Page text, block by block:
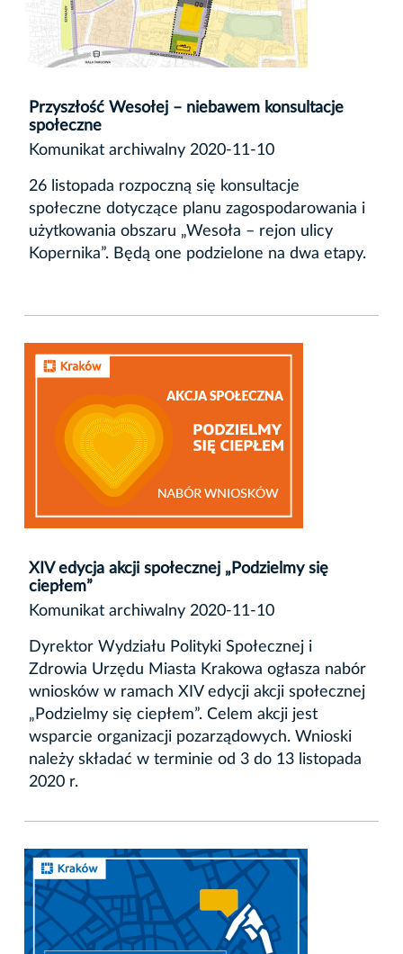
Przyszłość Wesołej – niebawem konsultacje
społeczne
Komunikat archiwalny 2020-11-10
26 listopada rozpoczną się konsultacje
społeczne dotyczące planu zagospodarowania i
użytkowania obszaru „Wesoła – rejon ulicy
Kopernika”. Będą one podzielone na dwa etapy.
XIV edycja akcji społecznej „Podzielmy się
ciepłem”
Komunikat archiwalny 2020-11-10
Dyrektor Wydziału Polityki Społecznej i
Zdrowia Urzędu Miasta Krakowa ogłasza nabór
wniosków w ramach XIV edycji akcji społecznej
„Podzielmy się ciepłem”. Celem akcji jest
wsparcie organizacji pozarządowych. Wnioski
należy składać w terminie od 3 do 13 listopada
2020 r.